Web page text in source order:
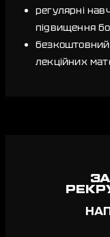
регулярні
підвищення
лекційних